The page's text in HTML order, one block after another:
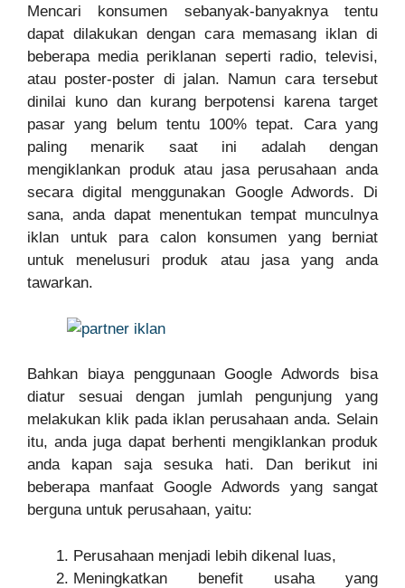
Mencari konsumen sebanyak-banyaknya tentu
dapat dilakukan dengan cara memasang iklan di
beberapa media periklanan seperti radio, televisi,
atau poster-poster di jalan. Namun cara tersebut
dinilai kuno dan kurang berpotensi karena target
pasar yang belum tentu 100% tepat. Cara yang
paling menarik saat ini adalah dengan
mengiklankan produk atau jasa perusahaan anda
secara digital menggunakan Google Adwords. Di
sana, anda dapat menentukan tempat munculnya
iklan untuk para calon konsumen yang berniat
untuk menelusuri produk atau jasa yang anda
tawarkan.
Bahkan biaya penggunaan Google Adwords bisa
diatur sesuai dengan jumlah pengunjung yang
melakukan klik pada iklan perusahaan anda. Selain
itu, anda juga dapat berhenti mengiklankan produk
anda kapan saja sesuka hati. Dan berikut ini
beberapa manfaat Google Adwords yang sangat
berguna untuk perusahaan, yaitu:
Perusahaan menjadi lebih dikenal luas,
Meningkatkan benefit usaha yang